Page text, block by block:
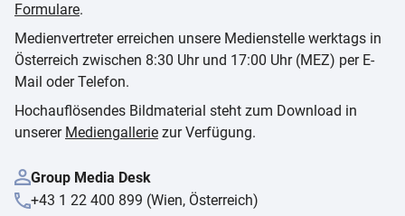
Formulare.
Medienvertreter erreichen unsere Medienstelle werktags in
Österreich zwischen 8:30 Uhr und 17:00 Uhr (MEZ) per E-
Mail oder Telefon.
Hochauflösendes Bildmaterial steht zum Download in
unserer Mediengallerie zur Verfügung.
Group Media Desk
+43 1 22 400 899 (Wien, Österreich)